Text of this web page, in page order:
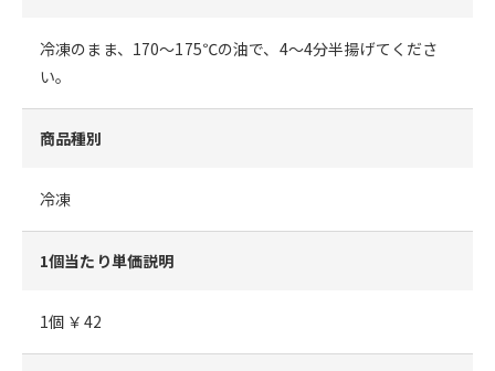
冷凍のまま、170～175℃の油で、4～4分半揚げてくださ
い。
商品種別
冷凍
1個当たり単価説明
1個 ￥42